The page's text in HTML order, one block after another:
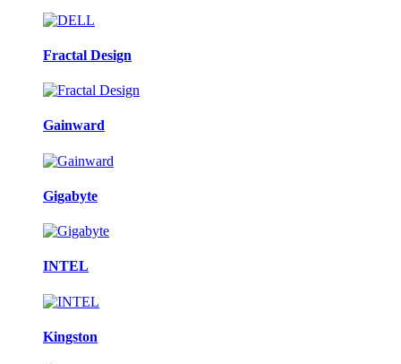
Fractal Design
Gainward
Gigabyte
INTEL
Kingston